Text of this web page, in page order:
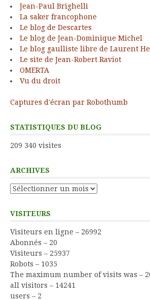
Jean-Paul Brighelli
La saker francophone
Le blog de Descartes
Le blog de Jean-Dominique Michel
Le blog gaulliste libre de Laurent
Le site de Jean-Robert Raviot
OMERTA
Vu du droit
Captures d'écran par Robothumb
STATISTIQUES DU BLOG
209 340 visites
ARCHIVES
Archives
VISITEURS
Visiteurs en ligne – 26992
Abonnés – 20
Visiteurs – 25937
Robots – 1035
The maximum number of visits was –
all visitors – 14241
users – 2